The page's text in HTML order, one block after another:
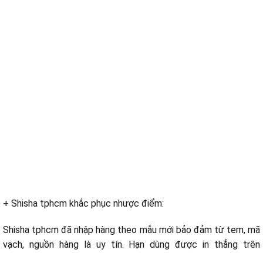
+ Shisha tphcm khắc phục nhược điểm:
Shisha tphcm đã nhập hàng theo mẫumới bảo đảmtừ tem, mã
vạch, nguồn hàng là uy tín. Hạndùng được in thẳng trên